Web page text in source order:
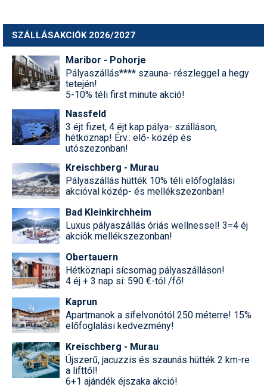
SZÁLLÁSAKCIÓK 2026/2027
Maribor - Pohorje
Pályaszállás**** szauna- részleggel a hegy
tetején!
5-10% téli first minute akció!
Nassfeld
3 éjt fizet, 4 éjt kap pálya- szálláson,
hétköznap! Érv.: elő- közép és
utószezonban!
Kreischberg - Murau
Pályaszállás hütték 10% téli előfoglalási
akcióval közép- és mellékszezonban!
Bad Kleinkirchheim
Luxus pályaszállás óriás wellnessel! 3=4 éj
akciók mellékszezonban!
Obertauern
Hétköznapi sícsomag pályaszálláson!
4 éj + 3 nap sí: 590 €-tól /fő!
Kaprun
Apartmanok a sífelvonótól 250 méterre! 15%
előfoglalási kedvezmény!
Kreischberg - Murau
Újszerű, jacuzzis és szaunás hütték 2 km-re
a lifttől!
6+1 ajándék éjszaka akció!